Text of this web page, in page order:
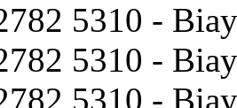
5310 -
5310 -
5310 -